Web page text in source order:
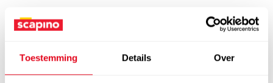
Toestemming Details Over